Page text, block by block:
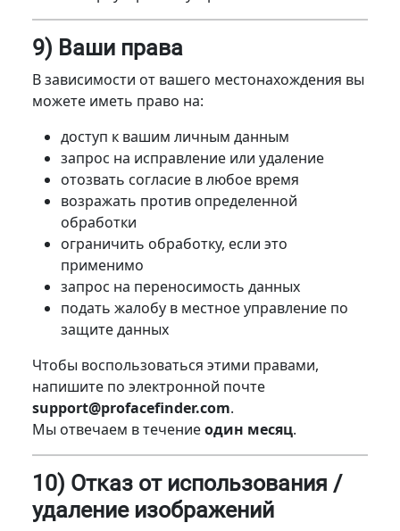
9) Ваши права
В зависимости от вашего местонахождения вы
можете иметь право на:
доступ к вашим личным данным
запрос на исправление или удаление
отозвать согласие в любое время
возражать против определенной
обработки
ограничить обработку, если это
применимо
запрос на переносимость данных
подать жалобу в местное управление по
защите данных
Чтобы воспользоваться этими правами,
напишите по электронной почте
support@profacefinder.com.
Мы отвечаем в течениеодин месяц.
10) Отказ от использования /
удаление изображений